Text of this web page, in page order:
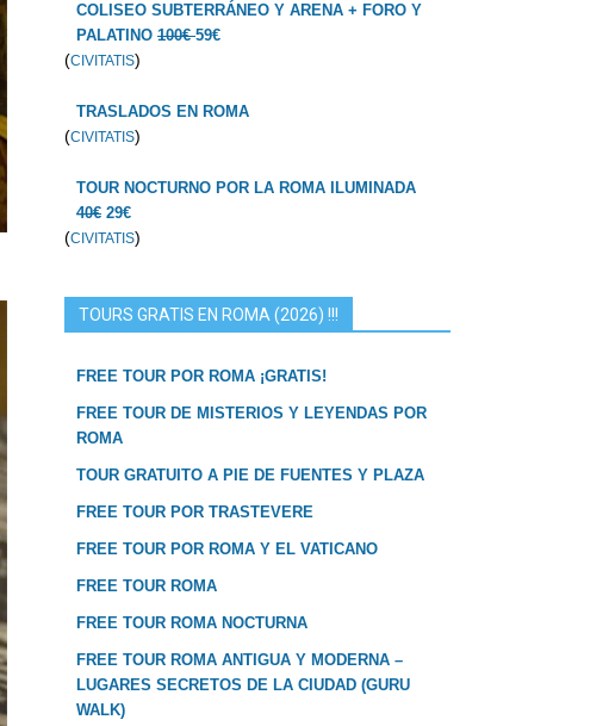
COLISEO SUBTERRÁNEO Y ARENA + FORO Y
PALATINO 100€59€
(CIVITATIS)
TRASLADOS EN ROMA
(CIVITATIS)
TOUR NOCTURNO POR LA ROMA ILUMINADA
40€ 29€
(CIVITATIS)
TOURS GRATIS EN ROMA (2026) !!!
FREE TOUR POR ROMA ¡GRATIS!
FREE TOUR DE MISTERIOS Y LEYENDAS POR
ROMA
TOUR GRATUITO A PIE DE FUENTES Y PLAZA
FREE TOUR POR TRASTEVERE
FREE TOUR POR ROMA Y EL VATICANO
FREE TOUR ROMA
FREE TOUR ROMA NOCTURNA
FREE TOUR ROMA ANTIGUA Y MODERNA –
LUGARES SECRETOS DE LA CIUDAD (GURU
WALK)